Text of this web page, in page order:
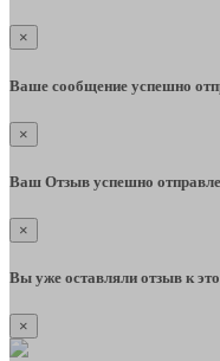
×
Ваше сообщение успешно
×
Ваш Отзыв успешно
×
Вы уже оставляли отзыв к
×